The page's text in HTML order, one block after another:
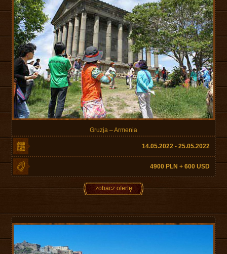
Gruzja – Armenia
14.05.2022 - 25.05.2022
4900 PLN + 600 USD
zobacz ofertę